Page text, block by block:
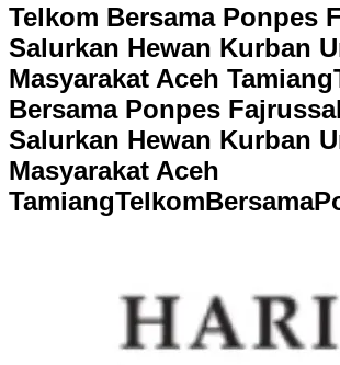
Telkom Bersama Ponpes
Salurkan Hewan Kurban
Masyarakat Aceh Tamiang
Bersama Ponpes
Salurkan Hewan Kurban
Masyarakat Aceh
TamiangTelkomBersamaP